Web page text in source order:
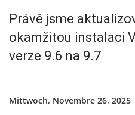
Právě jsme
okamžitou instalaci
verze 9.6 na 9.7
Mittwoch, Novembre 26, 2025